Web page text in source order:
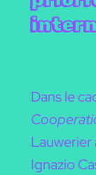
Dans le
Lauwerier
Ignazio